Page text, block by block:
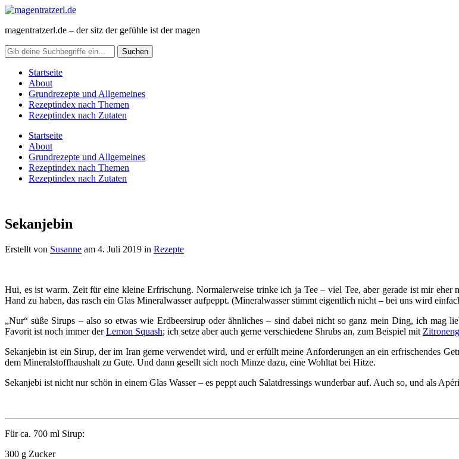
magentratzerl.de – der sitz der gefühle ist der magen
Startseite
About
Grundrezepte und Allgemeines
Rezeptindex nach Themen
Rezeptindex nach Zutaten
Startseite
About
Grundrezepte und Allgemeines
Rezeptindex nach Themen
Rezeptindex nach Zutaten
Sekanjebin
Erstellt von Susanne am 4. Juli 2019 in Rezepte
Hui, es ist warm. Zeit für eine kleine Erfrischung. Normalerweise trinke ich ja Tee – viel Tee, aber gerade ist mir
Hand zu haben, das rasch ein Glas Mineralwasser aufpeppt. (Mineralwasser stimmt eigentlich nicht – bei uns wird
„Nur“ süße Sirups – also so etwas wie Erdbeersirup oder ähnliches – sind dabei nicht so ganz mein Ding, ich mag
Favorit ist noch immer derLemon Squash; ich setze aber auch gerne verschiedene Shrubs an, zum Beispiel mit
Sekanjebin ist ein Sirup, der im Iran gerne verwendet wird, und er erfüllt meine Anforderungen an ein erfrischendes
dem Mineralstoffhaushalt zu Gute. Und dann gesellt sich noch Minze dazu, eine Wohltat bei Hitze.
Sekanjebi ist nicht nur schön in einem Glas Wasser – es peppt auch Salatdressings wunderbar auf. Auch so, und als
Für ca. 700 ml Sirup:
300 g Zucker